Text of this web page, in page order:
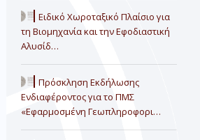
Ειδικό Χωροταξικό Πλαίσιο για
τη Βιομηχανία και την Εφοδιαστική
Αλυσίδ…
Πρόσκληση Εκδήλωσης
Ενδιαφέροντος για το ΠΜΣ
«Εφαρμοσμένη Γεωπληροφορι…